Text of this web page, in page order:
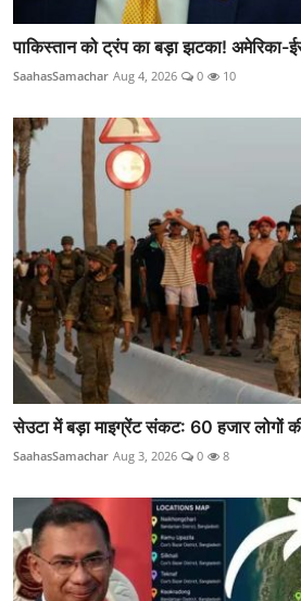
पाकिस्तान को ट्रंप का बड़ा झटका! अमेरिका-
SaahasSamachar Aug 4, 2026 0 10
सेउटा में बड़ा माइग्रेंट संकट: 60 हजार लोगों
SaahasSamachar Aug 3, 2026 0 8